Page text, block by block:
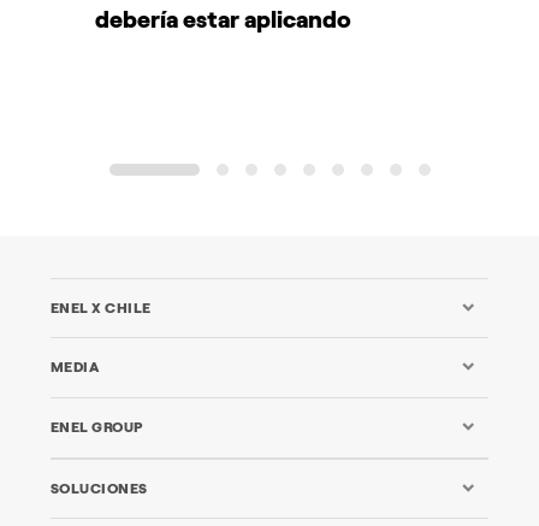
debería estar aplicando
1 2 3 4 5 6 7 8 9
ENEL X CHILE
MEDIA
ENEL GROUP
SOLUCIONES